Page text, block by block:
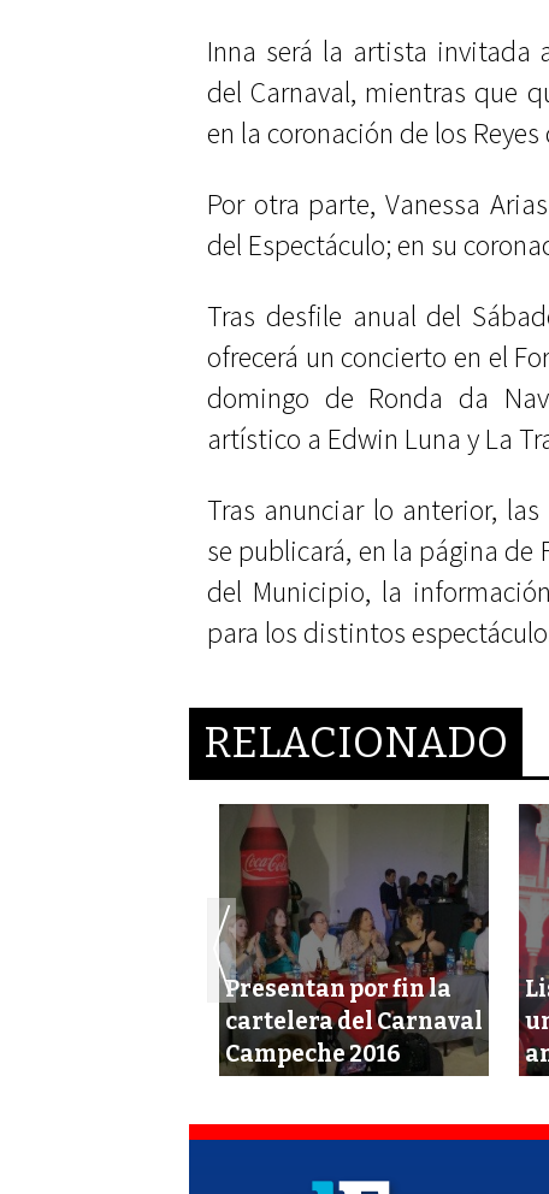
Inna será la artista invitada
del Carnaval, mientras que
en la coronación de los
Por otra parte, Vanessa
del Espectáculo; en su
Tras desfile anual del
ofrecerá un concierto en el
domingo de Ronda da
artístico a Edwin Luna y La
Tras anunciar lo anterior,
se publicará, en la página de
del Municipio, la
para los distintos
RELACIONADO
Presentan por fin la
cartelera del Carnaval
Campeche 2016